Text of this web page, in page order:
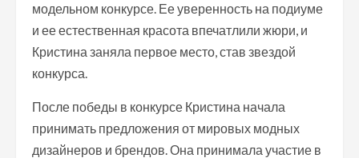
модельном конкурсе. Ее уверенность на подиуме
и ее естественная красота впечатлили жюри, и
Кристина заняла первое место, став звездой
конкурса.
После победы в конкурсе Кристина начала
принимать предложения от мировых модных
дизайнеров и брендов. Она принимала участие в